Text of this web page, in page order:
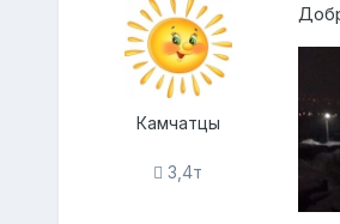
Камчатцы
3,4т